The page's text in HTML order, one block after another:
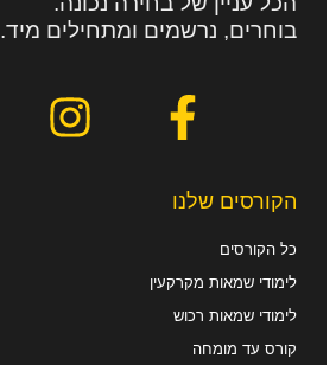
בוחרים, נרשמים ומתחילים מיד.
הקורסים שלנו
כל הקורסים
לימודי שמאות מקרקעין
לימודי שמאות רכוש
קורס עד מומחה